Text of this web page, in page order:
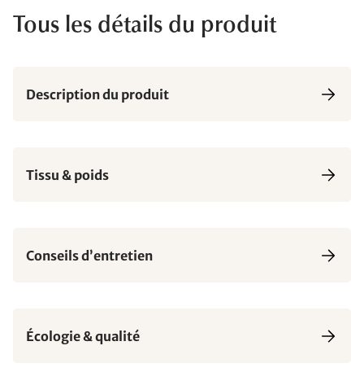
Tous les détails du produit
Description du produit
Tissu & poids
Conseils d’entretien
Écologie & qualité